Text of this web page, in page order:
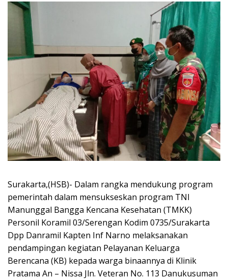
Surakarta,(HSB)- Dalam rangka mendukung program
pemerintah dalam mensukseskan program TNI
Manunggal Bangga Kencana Kesehatan (TMKK)
Personil Koramil 03/Serengan Kodim 0735/Surakarta
Dpp Danramil Kapten Inf Narno melaksanakan
pendampingan kegiatan Pelayanan Keluarga
Berencana (KB) kepada warga binaannya di Klinik
Pratama An – Nissa Jln. Veteran No. 113 Danukusuman